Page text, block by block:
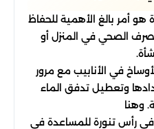
أمر بالغ الأهمية للحفاظ
الصحي في المنزل أو
في الأنابيب مع مرور
وتعطيل تدفق الماء
وهنا
رأس تنورة للمساعدة في